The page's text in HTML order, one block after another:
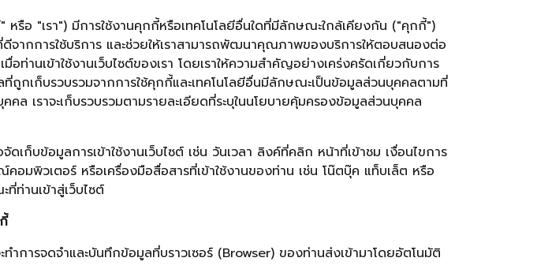
หรือ "เรา") มีการใช้งานคุกกี้หรือเทคโนโลยีอื่นใดที่มีลักษณะใกล้เคียงกัน ("คุกกี้")
ดีจากการใช้บริการ และช่วยให้เราสามารถพัฒนาคุณภาพของบริการให้ตอบสนองต่อ
ท่านเข้าใช้งานเว็บไซต์ของเรา โดยเราให้ความสำคัญอย่างเคร่งครัดเกี่ยวกับการ
กเก็บรวบรวมจากการใช้คุกกี้และเทคโนโลยีอื่นมีลักษณะเป็นข้อมูลส่วนบุคคลตามที่
ล เราจะเก็บรวบรวมตามรายละเอียดที่ระบุในนโยบายคุ้มครองข้อมูลส่วนบุคคล
เก็บข้อมูลการเข้าใช้งานเว็บไซต์ เช่น วันเวลา ลิงค์ที่คลิก หน้าที่เข้าชม เงื่อนไขการ
อมพิวเตอร์ หรือเครื่องมือสื่อสารที่เข้าใช้งานของท่าน เช่น โน๊ตบุ๊ค แท็บเล็ต หรือ
ที่ท่านเข้าสู่เว็บไซต์
ะทำการจดจำและบันทึกข้อมูลที่บราวเซอร์ (Browser) ของท่านส่งเข้ามาโดยอัตโนมัติ